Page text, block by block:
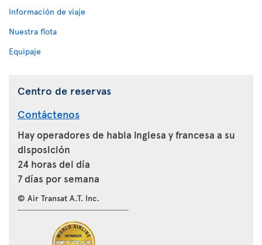
Información de viaje
Nuestra flota
Equipaje
Centro de reservas
Contáctenos
Hay operadores de habla inglesa y francesa a su
disposición
24 horas del día
7 días por semana
© Air Transat A.T. Inc.